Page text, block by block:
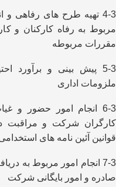
4-3 تهیه طرح های رفاهی و
مربوط به رفاه کارکنان و
مقررات مربوطه
5-3 پیش بینی و
ملزومات اداری
6-3 انجام امور حضور و
کارگران شرکت و مراقبت
قوانین آئین نامه های
7-3 انجام امور مربوط به
صادره و امور بایگانی شرکت